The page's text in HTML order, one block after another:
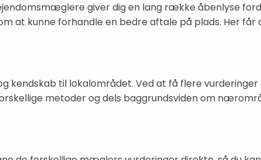
giver dig en lang række åbenlyse
at kunne forhandle en bedre aftale på plads. Her får
kendskab til lokalområdet. Ved at få flere vurderinger
metoder og dels baggrundsviden om